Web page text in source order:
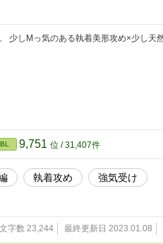
少しMっ気のある執着美形攻め×少し天
BL 9,751 位 / 31,407件
執着攻め
強気受け
文字数 23,244 最終更新日 2023.01.08